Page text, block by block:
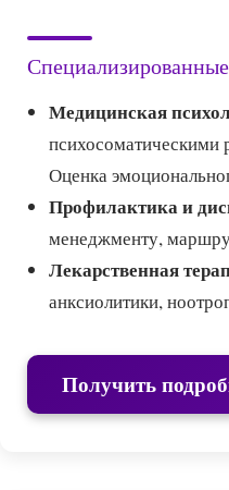
Медицинская
Оценка
Профилактика и
менеджменту,
Лекарственная
анксиолитики,
Получить